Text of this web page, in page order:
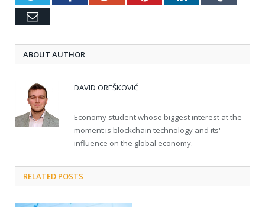
Email
ABOUT AUTHOR
DAVID OREŠKOVIĆ
Economy student whose biggest interest at the
moment is blockchain technology and its'
influence on the global economy.
RELATED POSTS